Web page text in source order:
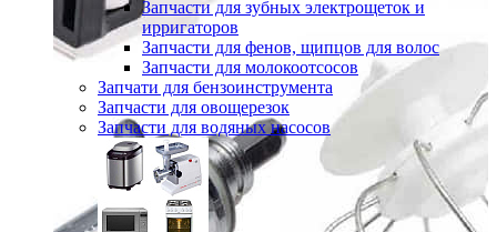
Запчасти для зубных электрощеток и
ирригаторов
Запчасти для фенов, щипцов для волос
Запчасти для молокоотсосов
Запчати для бензоинструмента
Запчасти для овощерезок
Запчасти для водяных насосов